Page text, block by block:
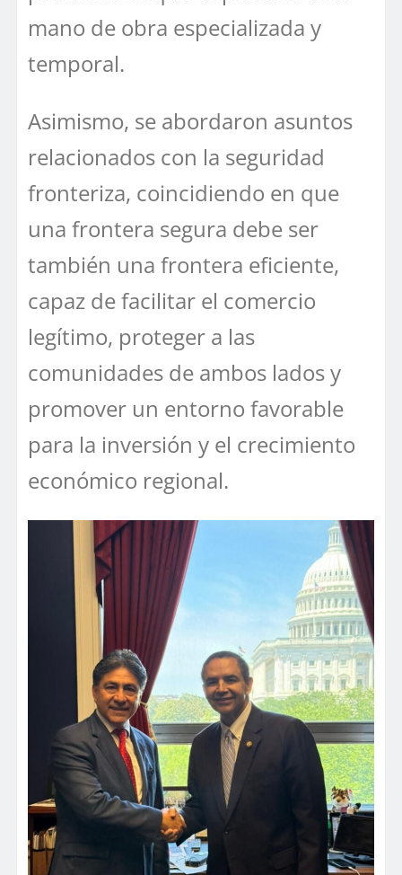
mano de obra especializada y
temporal.
Asimismo, se abordaron asuntos
relacionados con la seguridad
fronteriza, coincidiendo en que
una frontera segura debe ser
también una frontera eficiente,
capaz de facilitar el comercio
legítimo, proteger a las
comunidades de ambos lados y
promover un entorno favorable
para la inversión y el crecimiento
económico regional.